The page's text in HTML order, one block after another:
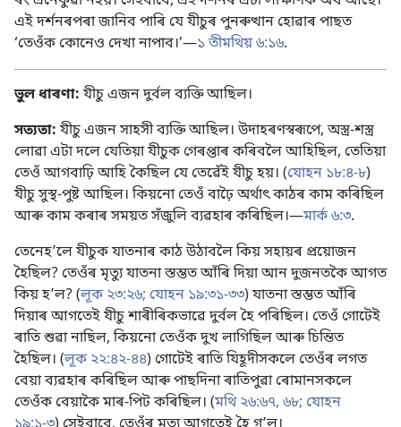
এই দৰ্শনৰপৰা জানিব পাৰি যে যীচুৰ পুনৰুত্থান হোৱাৰ পাছত
‘তেওঁক কোনেও দেখা নাপাব।’—১ তীমথিয় ৬:১৬.
ভুল ধাৰণা:যীচু এজন দুৰ্বল ব্যক্তি আছিল।
সত্যতা:যীচু এজন সাহসী ব্যক্তি আছিল। উদাহৰণস্বৰূপে, অস্ত্ৰ-শস্ত্ৰ
লোৱা এটা দলে যেতিয়া যীচুক গেৰপ্তাৰ কৰিবলৈ আহিছিল, তেতিয়া
তেওঁ আগবাঢ়ি আহি কৈছিল যে তেৱেঁই যীচু হয়। (যোহন ১৮:৪-৮)
যীচু সুস্থ-পুষ্ট আছিল। কিয়নো তেওঁ বাঢ়ৈ অৰ্থাৎ কাঠৰ কাম কৰিছিল
আৰু কাম কৰাৰ সময়ত সঁজুলি ব্যৱহাৰ কৰিছিল।—মাৰ্ক ৬:৩.
তেনেহʼলে যীচুক যাতনাৰ কাঠ উঠাবলৈ কিয় সহায়ৰ প্ৰয়োজন
হৈছিল? তেওঁৰ মৃত্যু যাতনা স্তম্ভত আঁৰি দিয়া আন দুজনতকৈ আগত
কিয় হʼল? (লূক ২৩:২৬; যোহন ১৯:৩১-৩৩) যাতনা স্তম্ভত আঁৰি
দিয়াৰ আগতেই যীচু শাৰীৰিকভাৱে দুৰ্বল হৈ পৰিছিল। তেওঁ গোটেই
ৰাতি শুৱা নাছিল, কিয়নো তেওঁক দুখ লাগিছিল আৰু চিন্তিত
হৈছিল। (লূক ২২:৪২-৪৪) গোটেই ৰাতি যিহূদীসকলে তেওঁৰ লগত
বেয়া ব্যৱহাৰ কৰিছিল আৰু পাছদিনা ৰাতিপুৱা ৰোমানসকলে
তেওঁক বেয়াকৈ মাৰ-পিট কৰিছিল। (মথি ২৬:৬৭, ৬৮; যোহন